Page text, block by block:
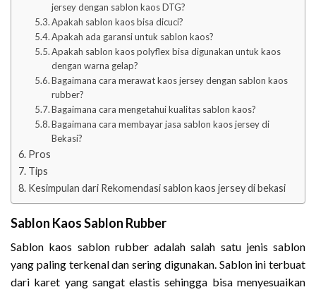
jersey dengan sablon kaos DTG?
Apakah sablon kaos bisa dicuci?
Apakah ada garansi untuk sablon kaos?
Apakah sablon kaos polyflex bisa digunakan untuk kaos
dengan warna gelap?
Bagaimana cara merawat kaos jersey dengan sablon kaos
rubber?
Bagaimana cara mengetahui kualitas sablon kaos?
Bagaimana cara membayar jasa sablon kaos jersey di
Bekasi?
Pros
Tips
Kesimpulan dari Rekomendasi sablon kaos jersey di bekasi
Sablon Kaos Sablon Rubber
Sablon kaos sablon rubber adalah salah satu jenis sablon
yang paling terkenal dan sering digunakan. Sablon ini terbuat
dari karet yang sangat elastis sehingga bisa menyesuaikan